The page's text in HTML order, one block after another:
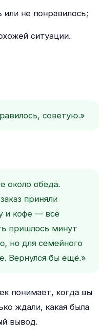
не понравилось;
ситуации.
советую.»
около обеда.
приняли
и кофе — всё
пришлось минут
но для семейного
Вернулся бы ещё.»
понимает, когда вы
ждали, какая была
вывод.